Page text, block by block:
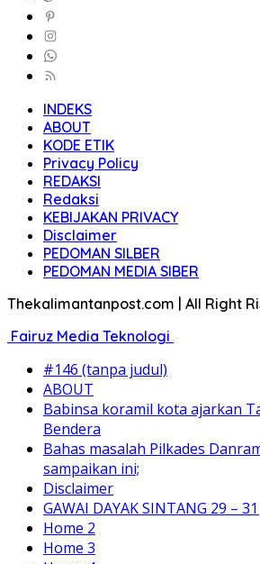
INDEKS
ABOUT
KODE ETIK
Privacy Policy
REDAKSI
Redaksi
KEBIJAKAN PRIVACY
Disclaimer
PEDOMAN SILBER
PEDOMAN MEDIA SIBER
Thekalimantanpost.com | All Right
Fairuz Media Teknologi
#146 (tanpa judul)
ABOUT
Babinsa koramil kota ajarkan
Bendera
Bahas masalah Pilkades
sampaikan ini;
Disclaimer
GAWAI DAYAK SINTANG 29 –
Home 2
Home 3